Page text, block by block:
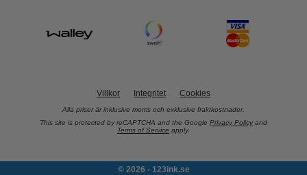
Villkor Integritet Cookies
Alla priser är inklusive moms och exklusive fraktkostnader.
This site is protected by reCAPTCHA and the Google Privacy Policy and
Terms of Service apply.
© 2026 - 123ink.se